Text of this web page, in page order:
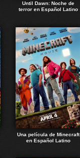
Until Dawn: Noche de
terror en Español Latino
Una película de Minecraft
en Español Latino